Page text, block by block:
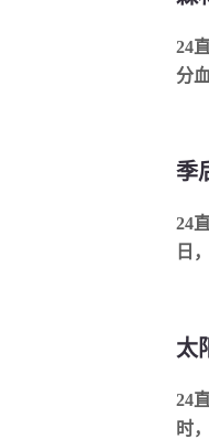
24
分
24
日
太
24
时